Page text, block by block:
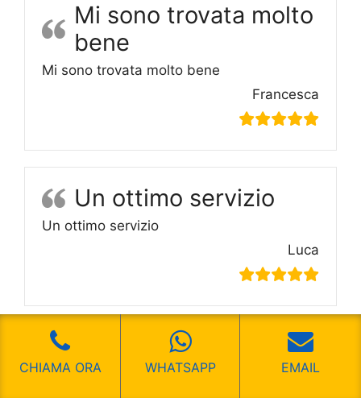
Mi sono trovata molto
bene
Mi sono trovata molto bene
Francesca
Un ottimo servizio
Un ottimo servizio
Luca
Dei veri professionisti
CHIAMA ORA WHATSAPP EMAIL